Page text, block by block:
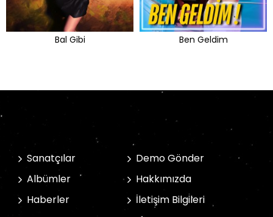
Bal Gibi Ben Geldim
Sanatçılar
Albümler
Haberler
Demo Gönder
Hakkımızda
İletişim Bilgileri